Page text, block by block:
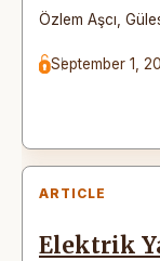
Özlem Aşcı
September 1,
ARTICLE
Elektrik